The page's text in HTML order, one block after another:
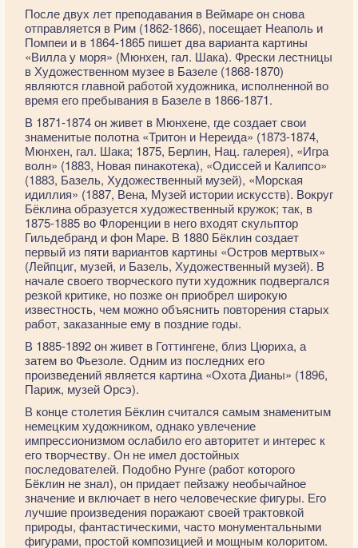
После двух лет преподавания в Веймаре он снова
отправляется в Рим (1862-1866), посещает Неаполь и
Помпеи и в 1864-1865 пишет два варианта картины
«Вилла у моря» (Мюнхен, гал. Шака). Фрески лестницы
в Художественном музее в Базеле (1868-1870)
являются главной работой художника, исполненной во
время его пребывания в Базеле в 1866-1871.
В 1871-1874 он живет в Мюнхене, где создает свои
знаменитые полотна «Тритон и Нереида» (1873-1874,
Мюнхен, гал. Шака; 1875, Берлин, Нац. галерея), «Игра
волн» (1883, Новая пинакотека), «Одиссей и Калипсо»
(1883, Базель, Художественный музей), «Морская
идиллия» (1887, Вена, Музей истории искусств). Вокруг
Бёклина образуется художественный кружок; так, в
1875-1885 во Флоренции в него входят скульптор
Гильдебранд и фон Маре. В 1880 Бёклин создает
первый из пяти вариантов картины «Остров мертвых»
(Лейпциг, музей, и Базель, Художественный музей). В
начале своего творческого пути художник подвергался
резкой критике, но позже он приобрел широкую
известность, чем можно объяснить повторения старых
работ, заказанные ему в поздние годы.
В 1885-1892 он живет в Готтингене, близ Цюриха, а
затем во Фьезоле. Одним из последних его
произведений является картина «Охота Дианы» (1896,
Париж, музей Орсэ).
В конце столетия Бёклин считался самым знаменитым
немецким художником, однако увлечение
импрессионизмом ослабило его авторитет и интерес к
его творчеству. Он не имел достойных
последователей. Подобно Рунге (работ которого
Бёклин не знал), он придает пейзажу необычайное
значение и включает в него человеческие фигуры. Его
лучшие произведения поражают своей трактовкой
природы, фантастическими, часто монументальными
фигурами, простой композицией и мощным колоритом.